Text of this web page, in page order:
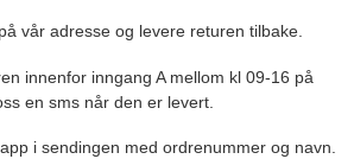
vår adresse og levere returen tilbake.
innenfor inngang A mellom kl 09-16 på
en sms når den er levert.
i sendingen med ordrenummer og navn.